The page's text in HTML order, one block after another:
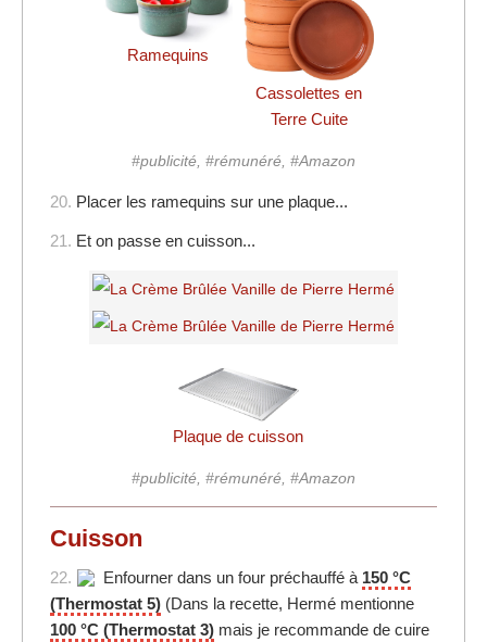
Ramequins
Cassolettes en
Terre Cuite
#publicité, #rémunéré, #Amazon
20. Placer les ramequins sur une plaque...
21. Et on passe en cuisson...
Plaque de cuisson
#publicité, #rémunéré, #Amazon
Cuisson
22. Enfourner dans un four préchauffé à 150 °C
(Thermostat 5) (Dans la recette, Hermé mentionne
100 °C (Thermostat 3) mais je recommande de cuire